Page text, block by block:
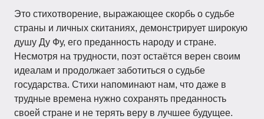
Это стихотворение, выражающее скорбь о судьбе
страны и личных скитаниях, демонстрирует широкую
душу Ду Фу, его преданность народу и стране.
Несмотря на трудности, поэт остаётся верен своим
идеалам и продолжает заботиться о судьбе
государства. Стихи напоминают нам, что даже в
трудные времена нужно сохранять преданность
своей стране и не терять веру в лучшее будущее.